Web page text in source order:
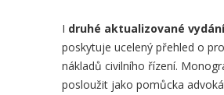
I druhé aktualizované vydání
poskytuje ucelený přehled o
nákladů civilního řízení.
posloužit jako pomůcka